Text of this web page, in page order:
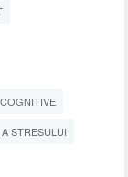
STRESULUI